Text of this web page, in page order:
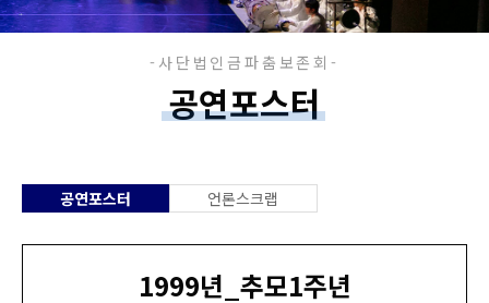
공연포스터
공연포스터 언론스크랩
1999년_추모1주년